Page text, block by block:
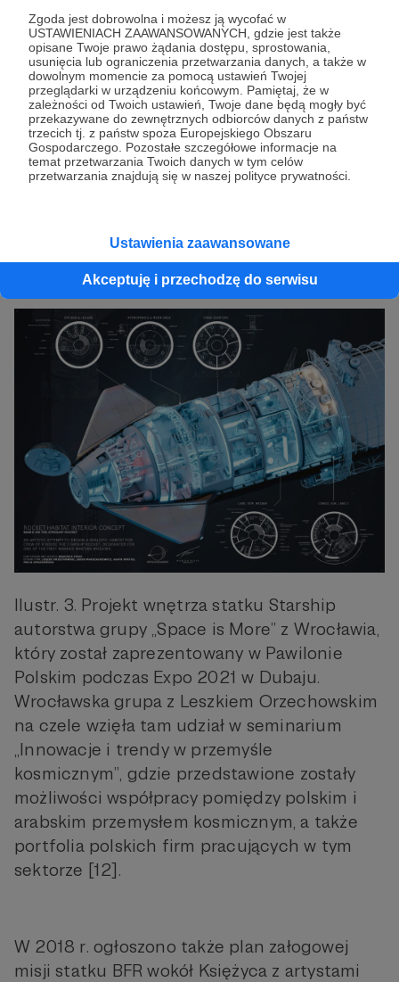
Zgoda jest dobrowolna i możesz ją wycofać w
USTAWIENIACH ZAAWANSOWANYCH, gdzie jest także
opisane Twoje prawo żądania dostępu, sprostowania,
usunięcia lub ograniczenia przetwarzania danych, a także w
dowolnym momencie za pomocą ustawień Twojej
przeglądarki w urządzeniu końcowym. Pamiętaj, że w
zależności od Twoich ustawień, Twoje dane będą mogły być
przekazywane do zewnętrznych odbiorców danych z państw
trzecich tj. z państw spoza Europejskiego Obszaru
Gospodarczego. Pozostałe szczegółowe informacje na
temat przetwarzania Twoich danych w tym celów
przetwarzania znajdują się w naszej polityce prywatności.
Ustawienia zaawansowane
Akceptuję i przechodzę do serwisu
techniki niż Sowieci kilka dekad wcześniej,
więc tego typu katastrofy raczej nie musimy
się już obawiać.
Wtedy też po raz pierwszy przedstawiono
koncepcję, że statek ten mógłby służyć także
do szybkiego transportu między dwoma
punktami na Ziemi [2]. Teoretycznie BFR
Ilustr. 3. Projekt wnętrza statku Starship
autorstwa grupy „Space is More” z Wrocławia,
który został zaprezentowany w Pawilonie
Polskim podczas Expo 2021 w Dubaju.
Wrocławska grupa z Leszkiem Orzechowskim
na czele wzięła tam udział w seminarium
„Innowacje i trendy w przemyśle
kosmicznym”, gdzie przedstawione zostały
możliwości współpracy pomiędzy polskim i
arabskim przemysłem kosmicznym, a także
portfolia polskich firm pracujących w tym
sektorze [12].
W 2018 r. ogłoszono także plan załogowej
misji statku BFR wokół Księżyca z artystami